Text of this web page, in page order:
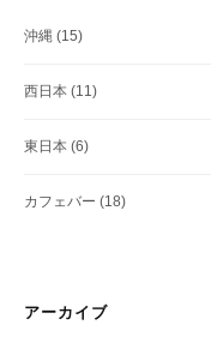
沖縄 (15)
西日本 (11)
東日本 (6)
カフェバー (18)
アーカイブ